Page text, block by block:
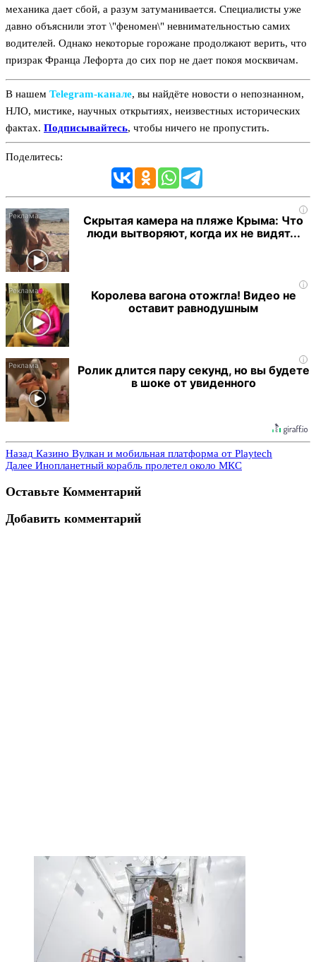
механика дает сбой, а разум затуманивается. Специалисты уже
давно объяснили этот \"феномен\" невнимательностью самих
водителей. Однако некоторые горожане продолжают верить, что
призрак Франца Лефорта до сих пор не дает покоя москвичам.
В нашем Telegram‑канале, вы найдёте новости о непознанном,
НЛО, мистике, научных открытиях, неизвестных исторических
фактах. Подписывайтесь, чтобы ничего не пропустить.
Поделитесь:
i
Скрытая камера на пляже Крыма: Что
люди вытворяют, когда их не видят...
i
Королева вагона отожгла! Видео не
оставит равнодушным
i
Ролик длится пару секунд, но вы будете
в шоке от увиденного
Назад Казино Вулкан и мобильная платформа от Playtech
Далее Инопланетный корабль пролетел около МКС
Оставьте Комментарий
Добавить комментарий